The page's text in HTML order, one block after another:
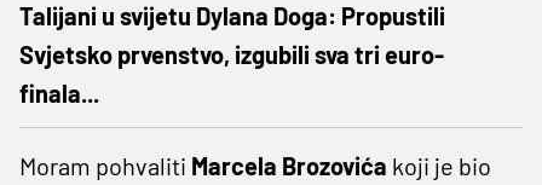
Talijani u svijetu Dylana Doga: Propustili
Svjetsko prvenstvo, izgubili sva tri euro-
finala...
Moram pohvaliti Marcela Brozovića koji je bio